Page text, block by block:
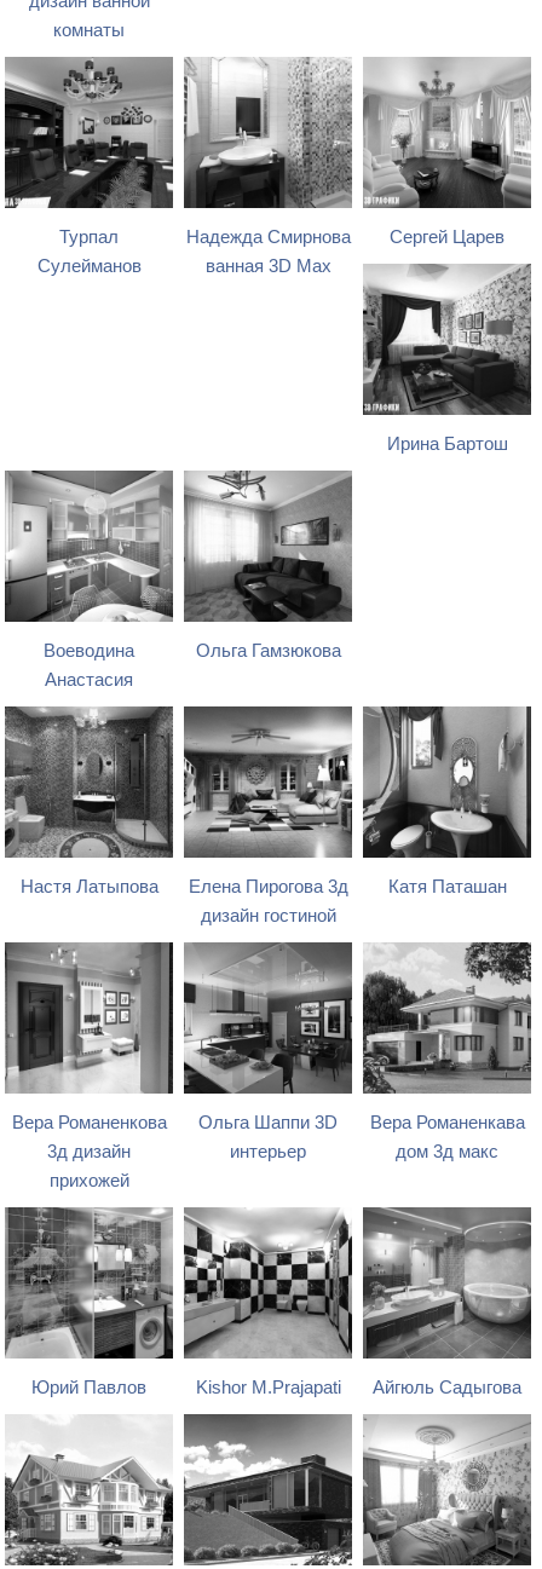
комнаты
Турпал
Сулейманов
Надежда Смирнова
ванная 3D Max
Сергей Царев
Ирина Бартош
Воеводина
Анастасия
Ольга Гамзюкова
Настя Латыпова
Елена Пирогова 3д
дизайн гостиной
Катя Паташан
Вера Романенкова
3д дизайн
прихожей
Ольга Шаппи 3D
интерьер
Вера Романенкава
дом 3д макс
Юрий Павлов Kishor M.Prajapati Айгюль Садыгова